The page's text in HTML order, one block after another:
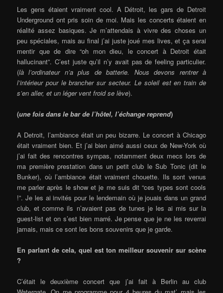
Les gens étaient vraiment cool. A Détroit, les gars de Detroit
Underground ont pris soin de moi. Mais les concerts étaient en
réalité assez basiques. Je m’attendais à vivre des choses un
peu spéciales, mais au final j’ai juste joué mes lives, et ça serai
mentir que de dire “oh mon dieu, le concert à Detroit était
hallucinant”. C’est juste qu’il n’y avait pas de feeling particulier.
(là l’ordinateur n’a plus de batterie. Nous devons rentrer à
l’intérieur pour le brancher sur secteur. Le soleil est en train de
s’en aller, et un léger vent froid se lève).
(une fois dans le bar de l’hôtel, l’échange reprend)
A Detroit, l’ambiance était un peu bizarre. Le concert à Chicago
était vraiment bien. Et j’ai bien aimé aussi ceux de New-York où
j’ai fait des rencontres sympas, notamment deux mecs lors de
ma première prestation dans un petit club le Sub Tonic (dit le
Bunker), où l’ambiance était vraiment chouette. Ils sont venus
me parler après le show et je me suis dit “ces types sont cools
!”. Je les ai invités pour le lendemain où je jouais dans un grand
club, et comme ils n’avaient pas de tunes je les ai mis sur la
guest-list et on s’est bien marré. Je pense que je ne les reverrai
jamais, mais ce sont les bons souvenirs que je garde.
En parlant de cela, quel est ton meilleur souvenir sur scène
?
C’était le deuxième concert que j’ai fait à Berlin au club